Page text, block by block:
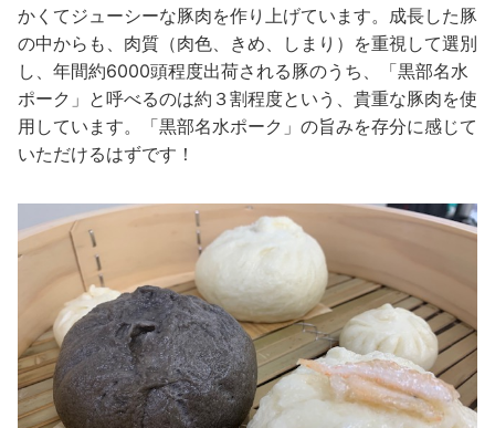
かくてジューシーな豚肉を作り上げています。成長した豚
の中からも、肉質（肉色、きめ、しまり）を重視して選別
し、年間約6000頭程度出荷される豚のうち、「黒部名水
ポーク」と呼べるのは約３割程度という、貴重な豚肉を使
用しています。「黒部名水ポーク」の旨みを存分に感じて
いただけるはずです！